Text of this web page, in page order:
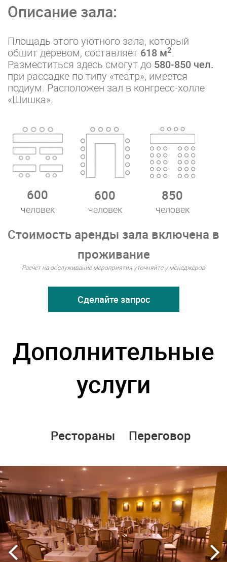
Описание зала:
Площадь этого уютного зала, который
обшит деревом, составляет 618 м2.
Разместиться здесь смогут до 580-850 чел.
при рассадке по типу «театр», имеется
подиум. Расположен зал в конгресс-холле
«Шишка».
600
человек
600
человек
850
человек
Стоимость аренды зала включена в
проживание
Расчет на обслуживание мероприятия уточняйте у менеджеров
Сделайте запрос
Дополнительные
услуги
Рестораны Переговорная